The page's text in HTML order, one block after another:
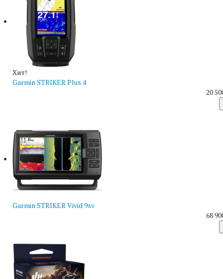
Хит!
Garmin STRIKER Plus 4
20
Garmin STRIKER Vivid 9sv
68